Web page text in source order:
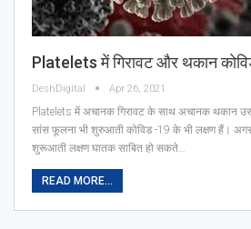
Platelets में गिरावट और थकान
DeshDigital Apr 26, 2021
Platelets में अचानक गिरावट के साथ अचानक थकान
सांस फूलना भी शुरुआती कोविड -19 के भी लक्षण हैं।
शुरूआती लक्षण घातक साबित हो सकते…
READ MORE...